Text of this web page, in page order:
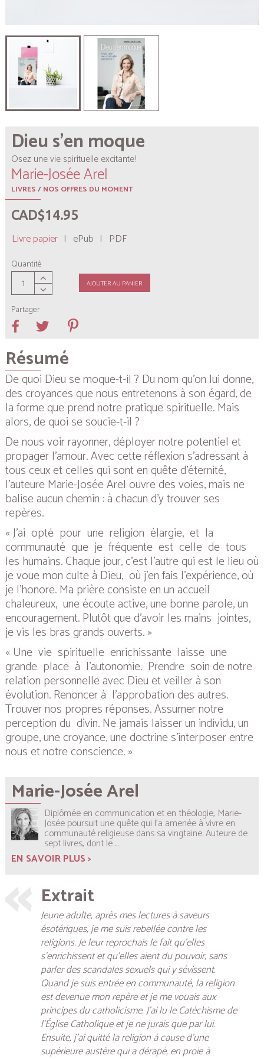
Dieu s’en moque
Osez une vie spirituelle excitante !
Marie-Josée Arel
LIVRES/NOS OFFRES DU MOMENT
CAD$14.95
Livre papier | ePub | PDF
Quantité
AJOUTER AU PANIER
Partager
Résumé
De quoi Dieu se moque-t-il ? Du nom qu’on lui donne,
des croyances que nous entretenons à son égard, de
la forme que prend notre pratique spirituelle. Mais
alors, de quoi se soucie-t-il ?
De nous voir rayonner, déployer notre potentiel et
propager l’amour. Avec cette réflexion s’adressant à
tous ceux et celles qui sont en quête d’éternité,
l’auteure Marie-Josée Arel ouvre des voies, mais ne
balise aucun chemin : à chacun d’y trouver ses
repères.
« J’ai opté pour une religion élargie, et la
communauté que je fréquente est celle de tous
les humains. Chaque jour, c’est l’autre qui est le lieu où
je voue mon culte à Dieu, où j’en fais l’expérience, où
je l’honore. Ma prière consiste en un accueil
chaleureux, une écoute active, une bonne parole, un
encouragement. Plutôt que d’avoir les mains jointes,
je vis les bras grands ouverts. »
« Une vie spirituelle enrichissante laisse une
grande place à l’autonomie. Prendre soin de notre
relation personnelle avec Dieu et veiller à son
évolution. Renoncer à l’approbation des autres.
Trouver nos propres réponses. Assumer notre
perception du divin. Ne jamais laisser un individu, un
groupe, une croyance, une doctrine s’interposer entre
nous et notre conscience. »
Marie-Josée Arel
Diplômée en communication et en théologie, Marie-
Josée poursuit une quête qui l’a amenée à vivre en
communauté religieuse dans sa vingtaine. Auteure de
sept livres, dont le...
EN SAVOIR PLUS >
Extrait
Jeune adulte, après mes lectures à saveurs
ésotériques, je me suis rebellée contre les
religions. Je leur reprochais le fait qu’elles
s’enrichissent et qu’elles aient du pouvoir, sans
parler des scandales sexuels qui y sévissent.
Quand je suis entrée en communauté, la religion
est devenue mon repère et je me vouais aux
principes du catholicisme. J’ai lu le Catéchisme de
l’Église Catholique et je ne jurais que par lui.
Ensuite, j’ai quitté la religion à cause d’une
supérieure austère qui a dérapé, en proie à